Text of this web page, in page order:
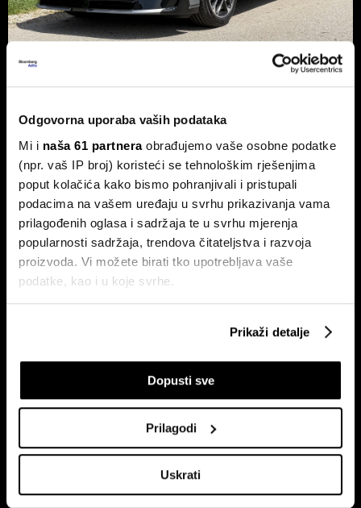
Odgovorna uporaba vaših podataka
Mi i naša 61 partneraobrađujemo vaše osobne podatke
(npr. vaš IP broj) koristeći se tehnološkim rješenjima
poput kolačića kako bismo pohranjivali i pristupali
podacima na vašem uređaju u svrhu prikazivanja vama
prilagođenih oglasa i sadržaja te u svrhu mjerenja
popularnosti sadržaja, trendova čitateljstva i razvoja
proizvoda. Vi možete birati tko upotrebljava vaše
podatke, kao i u koje svrhe.
Prikupljati podatke o vašoj geografskoj lokaciji,
koji mogu biti precizni do radijusa od nekoliko metara
Prepoznati vaš uređaj tako što ćemo aktivno
skenirati njegove određene karakteristike ("uzimanje
kako se obrađuje vaše osobne podatke te postaviti svoje
preferencije. Svoju privolu možete u svakom trenutku
izmijeniti ili povući u Izjavi o kolačićima.
Prikaži detalje
Dopusti sve
Prilagodi
Uskrati
Xpeng P7+: Kinez koji priča kao
navijen i računa kao Turing
performansama nadmašuje usporedive Nvidijine proizvode.
nisu pošteđeni otkrića iz
Epsteinovih dokumenata